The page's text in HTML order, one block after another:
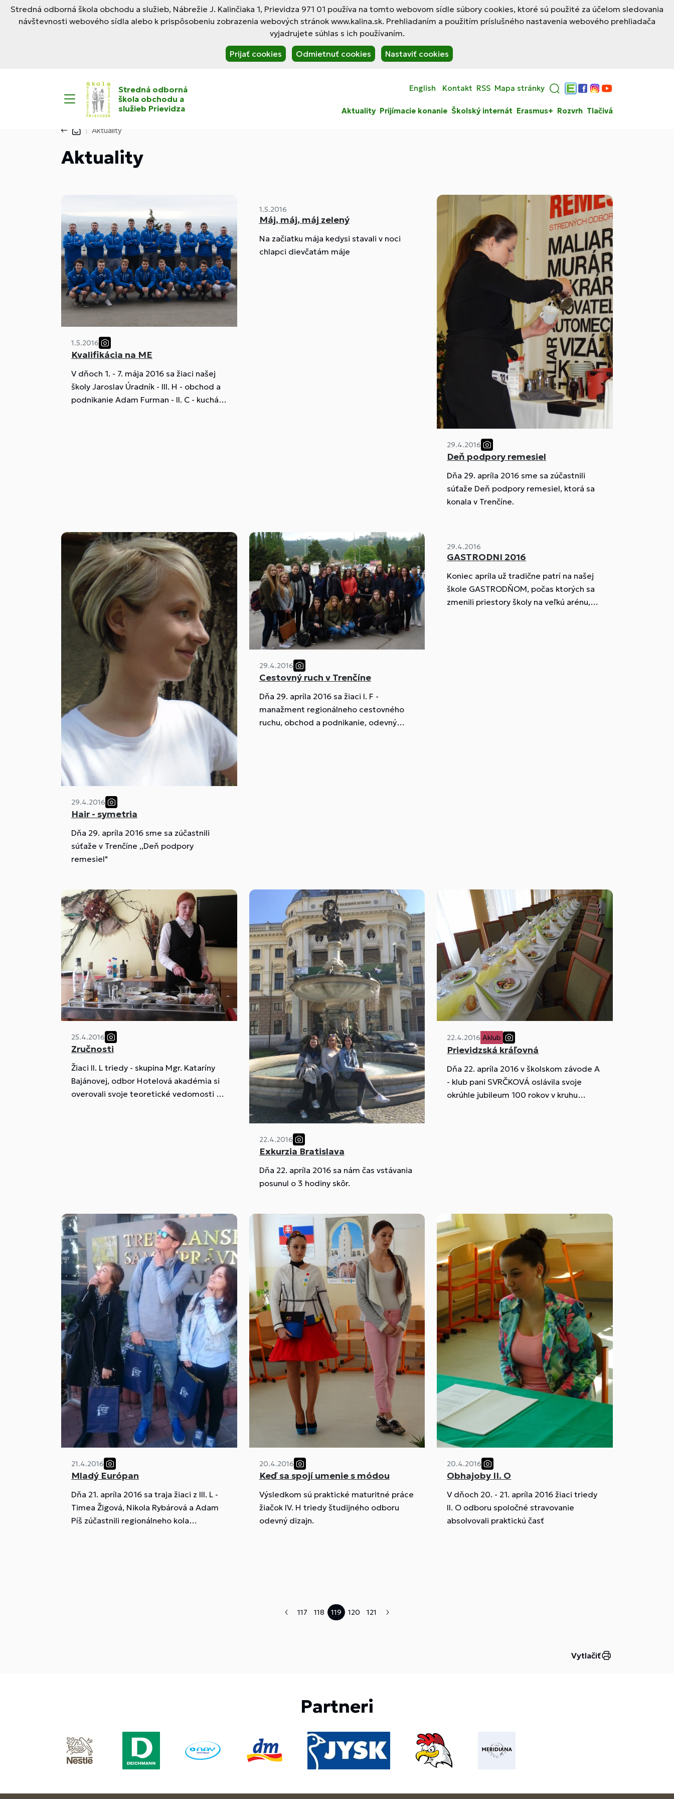
Stredná odborná škola obchodu a služieb, Nábrežie J. Kalinčiaka 1, Prievidza 971 01 používa na tomto webovom sídle súbory cookies, ktoré sú použité za účelom sledovania
návštevnosti webového sídla alebo k prispôsobeniu zobrazenia webových stránok www.kalina.sk. Prehliadaním a použitím príslušného nastavenia webového prehliadača
vyjadrujete súhlas s ich používaním.
Prijať cookies Odmietnuť cookies Nastaviť cookies
Stredná odborná
škola obchodu a
služieb Prievidza
English Kontakt RSS Mapa stránky
Edupage
Facebook
Instagram
YouTube
Aktuality Prijímacie konanie Školský internát Erasmus+ Rozvrh Tlačivá
Aktuality
Aktuality
1.5.2016
Kvalifikácia na ME
V dňoch 1. - 7. mája 2016 sa žiaci našej
školy Jaroslav Úradník - III. H - obchod a
podnikanie Adam Furman - II. C - kuchár
1.5.2016
Máj, máj, máj zelený
Na začiatku mája kedysi stavali v noci
chlapci dievčatám máje
29.4.2016
Deň podpory remesiel
Dňa 29. apríla 2016 sme sa zúčastnili
súťaže Deň podpory remesiel, ktorá sa
konala v Trenčíne.
29.4.2016
Hair - symetria
Dňa 29. apríla 2016 sme sa zúčastnili
súťaže v Trenčíne ,,Deň podpory
remesiel"
29.4.2016
Cestovný ruch v Trenčíne
Dňa 29. apríla 2016 sa žiaci I. F -
manažment regionálneho cestovného
ruchu, obchod a podnikanie, odevný
29.4.2016
GASTRODNI 2016
Koniec apríla už tradične patrí na našej
škole GASTRODŇOM, počas ktorých sa
zmenili priestory školy na veľkú arénu,
25.4.2016
Zručnosti
Žiaci II. L triedy - skupina Mgr. Kataríny
Bajánovej, odbor Hotelová akadémia si
overovali svoje teoretické vedomosti a
22.4.2016
Exkurzia Bratislava
Dňa 22. apríla 2016 sa nám čas vstávania
posunul o 3 hodiny skôr.
22.4.2016 Aklub
Prievidzská kráľovná
Dňa 22. apríla 2016 v školskom závode A
- klub pani SVRČKOVÁ oslávila svoje
okrúhle jubileum 100 rokov v kruhu
21.4.2016
Mladý Európan
Dňa 21. apríla 2016 sa traja žiaci z III. L -
Timea Žigová, Nikola Rybárová a Adam
Píš zúčastnili regionálneho kola
20.4.2016
Keď sa spojí umenie s módou
Výsledkom sú praktické maturitné práce
žiačok IV. H triedy študijného odboru
odevný dizajn.
20.4.2016
Obhajoby II. O
V dňoch 20. - 21. apríla 2016 žiaci triedy
II. O odboru spoločné stravovanie
absolvovali praktickú časť
117 118 119 120 121
Vytlačiť
Partneri